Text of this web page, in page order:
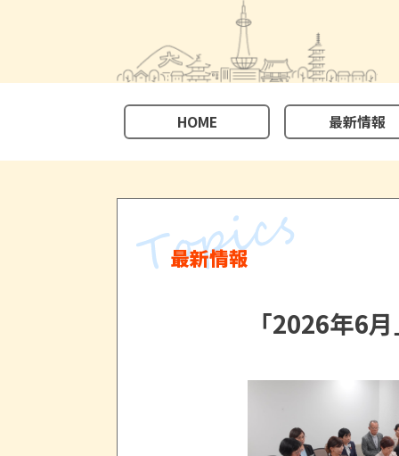
HOME 最新情報
最新情報
「2026年6